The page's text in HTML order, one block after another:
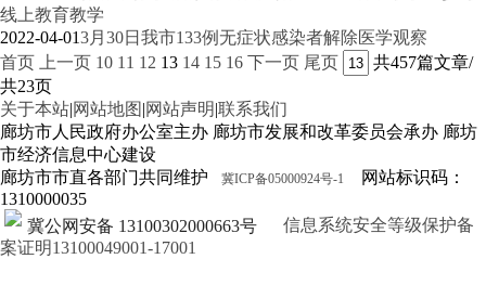
线上教育教学
2022-04-013月30日我市133例无症状感染者解除医学观察
首页
上一页 10 11 12 13 14 15 16 下一页 尾页
共457篇文章/
共23页
关于本站|网站地图 |网站声明|联系我们
廊坊市人民政府办公室主办 廊坊市发展和改革委员会承办 廊坊
市经济信息中心建设
廊坊市市直各部门共同维护
冀ICP备05000924号-1
网站标识码：
1310000035
冀公网安备 13100302000663号
信息系统安全等级保护备
案证明13100049001-17001